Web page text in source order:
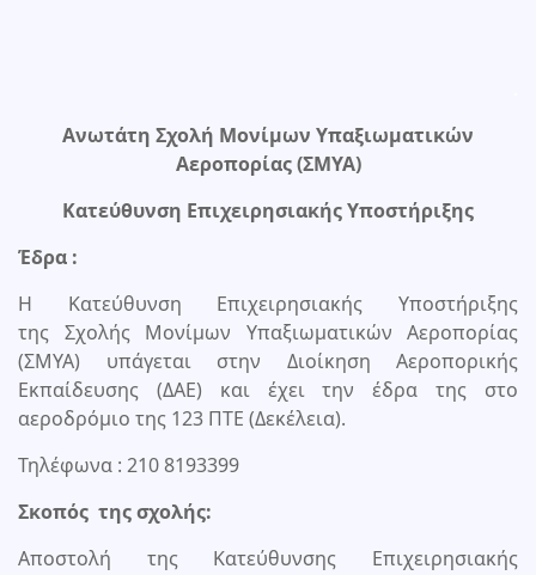
Ανωτάτη Σχολή Μονίμων Υπαξιωματικών
Αεροπορίας (ΣΜΥΑ)
Κατεύθυνση Επιχειρησιακής Υποστήριξης
Έδρα :
Η Κατεύθυνση Επιχειρησιακής Υποστήριξης
της Σχολής Μονίμων Υπαξιωματικών Αεροπορίας
(ΣΜΥΑ) υπάγεται στην Διοίκηση Αεροπορικής
Εκπαίδευσης (ΔΑΕ) και έχει την έδρα της στο
αεροδρόμιο της 123 ΠΤΕ (Δεκέλεια).
Τηλέφωνα : 210 8193399
Σκοπός της σχολής:
Αποστολή της Κατεύθυνσης Επιχειρησιακής